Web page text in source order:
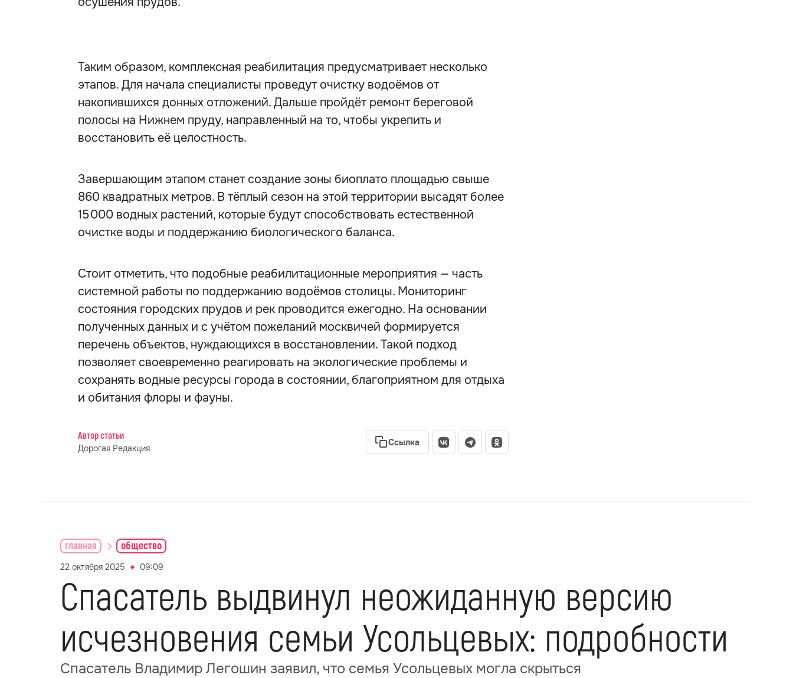
Таким образом, комплексная реабилитация предусматривает несколько
этапов. Для начала специалисты проведут очистку водоёмов от
накопившихся донных отложений. Дальше пройдёт ремонт береговой
полосы на Нижнем пруду, направленный на то, чтобы укрепить и
восстановить её целостность.
Завершающим этапом станет создание зоны биоплато площадью свыше
860 квадратных метров. В тёплый сезон на этой территории высадят более
15 000 водных растений, которые будут способствовать естественной
очистке воды и поддержанию биологического баланса.
Стоит отметить, что подобные реабилитационные мероприятия — часть
системной работы по поддержанию водоёмов столицы. Мониторинг
состояния городских прудов и рек проводится ежегодно. На основании
полученных данных и с учётом пожеланий москвичей формируется
перечень объектов, нуждающихся в восстановлении. Такой подход
позволяет своевременно реагировать на экологические проблемы и
сохранять водные ресурсы города в состоянии, благоприятном для отдыха
и обитания флоры и фауны.
Автор статьи
Дорогая Редакция
Ссылка
главная общество
22 октября 2025 09:09
Спасатель выдвинул неожиданную версию
исчезновения семьи Усольцевых: подробности
Спасатель Владимир Легошин заявил, что семья Усольцевых могла скрыться